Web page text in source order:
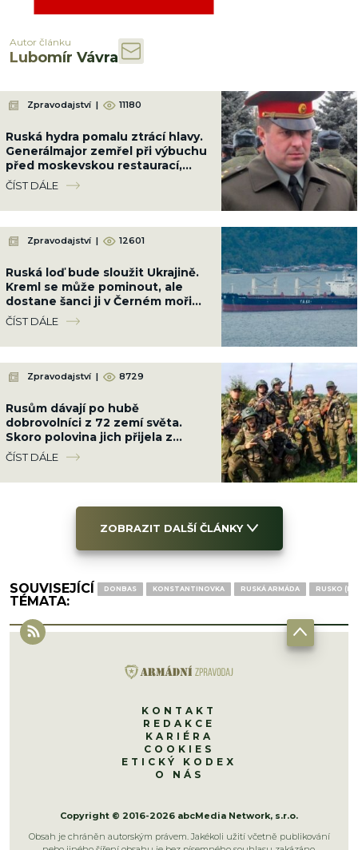
Autor článku
Lubomír Vávra
Zpravodajství | 11180
Ruská hydra pomalu ztrácí hlavy.
Generálmajor zemřel při výbuchu
před moskevskou restaurací,
když slavil narozeniny šéfa
vzdušných sil
ČÍST DÁLE
Zpravodajství | 12601
Ruská loď bude sloužit Ukrajině.
Kreml se může pominout, ale
dostane šanci ji v Černém moři
potopit
ČÍST DÁLE
Zpravodajství | 8729
Rusům dávají po hubě
dobrovolníci z 72 zemí světa.
Skoro polovina jich přijela z
Latinské Ameriky
ČÍST DÁLE
ZOBRAZIT DALŠÍ ČLÁNKY
SOUVISEJÍCÍ
TÉMATA:
DONBAS KONSTANTINOVKA RUSKÁ ARMÁDA RUSKO
KONTAKT
REDAKCE
KARIÉRA
COOKIES
ETICKÝ KODEX
O NÁS
Copyright © 2016-2026 abcMedia Network, s.r.o.
Obsah je chráněn autorským právem. Jakékoli užití včetně publikování